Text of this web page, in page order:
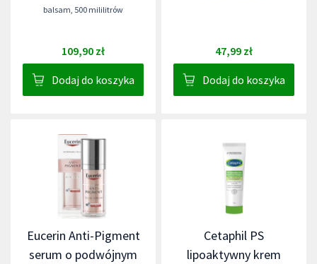
emolientowy
balsam 500 mililitrów
109,90 zł
Dodaj do koszyka
47,99 zł
Dodaj do koszyka
Eucerin Anti-Pigment
serum o podwójnym
Cetaphil PS
lipoaktywny krem